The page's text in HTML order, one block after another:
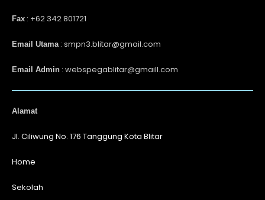
Fax : +62 342 801721
Email Utama: smpn3.blitar@gmail.com
Email Admin : webspegablitar@gmaill.com
Alamat
Jl. Ciliwung No. 176 Tanggung Kota Blitar
Home
Sekolah